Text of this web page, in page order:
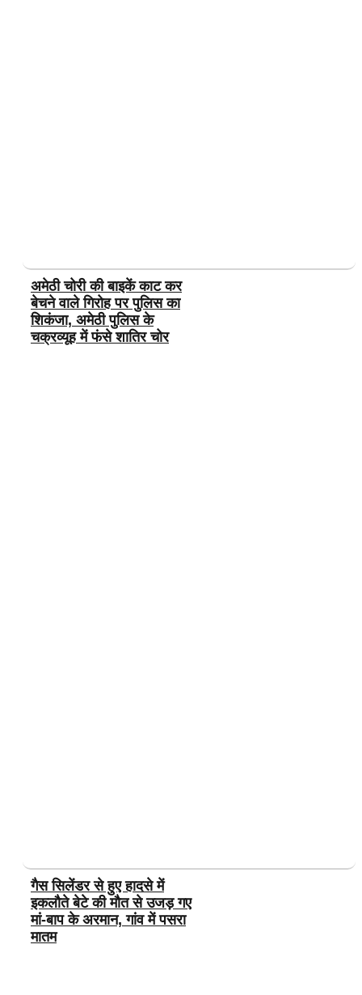
अमेठी चोरी की बाइकें काट कर
बेचने वाले गिरोह पर पुलिस का
शिकंजा, अमेठी पुलिस के
चक्रव्यूह में फंसे शातिर चोर
गैस सिलेंडर से हुए हादसे में
इकलौते बेटे की मौत से उजड़ गए
मां-बाप के अरमान, गांव में पसरा
मातम